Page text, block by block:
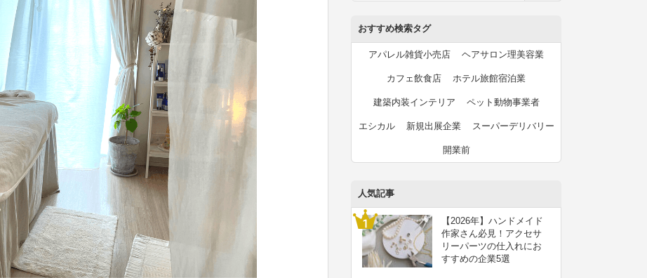
おすすめ検索タグ
アパレル雑貨小売店 ヘアサロン理美容業
カフェ飲食店 ホテル旅館宿泊業
建築内装インテリア ペット動物事業者
エシカル 新規出展企業 スーパーデリバリー
開業前
人気記事
【2026年】ハンドメイド
作家さん必見！アクセサ
リーパーツの仕入れにお
すすめの企業5選